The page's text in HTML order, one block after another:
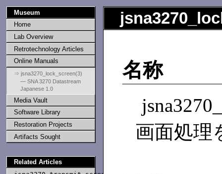
Museum
Home
Lab Overview
Retrotechnology Articles
Online Manuals
⇒ jsna3270_lock_screen(3)
— SNA 3270 Datastream
Japanese 1.0
Media Vault
Software Library
Restoration Projects
Artifacts Sought
Related Articles
名称
画面処理